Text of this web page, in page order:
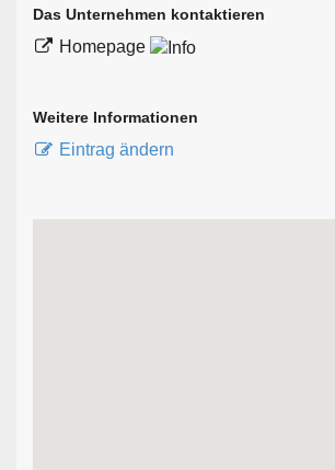
Das Unternehmen kontaktieren
Homepage
Weitere Informationen
Eintrag ändern